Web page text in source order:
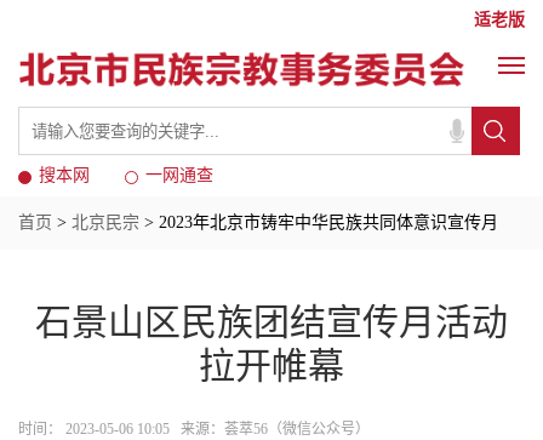
适老版
搜本网 一网通查
首页 > 北京民宗 > 2023年北京市铸牢中华民族共同体意识宣传月
石景山区民族团结宣传月活动
拉开帷幕
时间： 2023-05-06 10:05 来源：荟萃56（微信公众号）